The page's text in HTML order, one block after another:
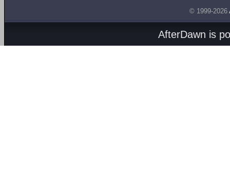
© 1999-2026
AfterDawn is